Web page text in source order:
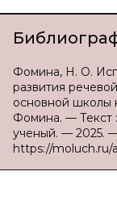
Фомина, Н. О.
развития
основной школы
Фомина. — Текст
ученый. — 2025.
https://moluch.ru/